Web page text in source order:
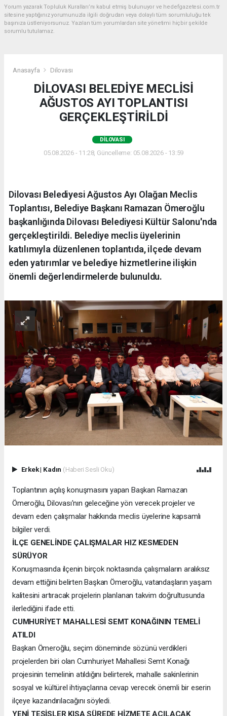
Yorum yazarak Topluluk Kuralları’nı kabul etmiş bulunuyor ve hedefgazetesi.com.tr
sitesine yaptığınız yorumunuzla ilgili doğrudan veya dolaylı tüm sorumluluğu tek
başınıza üstleniyorsunuz. Yazılan tüm yorumlardan site yönetimi hiçbir şekilde
sorumlu tutulamaz.
Anasayfa Dilovası
DİLOVASI BELEDİYE MECLİSİ
AĞUSTOS AYI TOPLANTISI
GERÇEKLEŞTİRİLDİ
DILOVASI
05.08.2026 - 11:28, Güncelleme: 05.08.2026 - 13:59
Dilovası Belediyesi Ağustos Ayı Olağan Meclis
Toplantısı, Belediye Başkanı Ramazan Ömeroğlu
başkanlığında Dilovası Belediyesi Kültür Salonu'nda
gerçekleştirildi. Belediye meclis üyelerinin
katılımıyla düzenlenen toplantıda, ilçede devam
eden yatırımlar ve belediye hizmetlerine ilişkin
önemli değerlendirmelerde bulunuldu.
Erkek| Kadın (Haberi Sesli Oku)
Toplantının açılış konuşmasını yapan Başkan Ramazan
Ömeroğlu, Dilovası'nın geleceğine yön verecek projeler ve
devam eden çalışmalar hakkında meclis üyelerine kapsamlı
bilgiler verdi.
İLÇE GENELİNDE ÇALIŞMALAR HIZ KESMEDEN
SÜRÜYOR
Konuşmasında ilçenin birçok noktasında çalışmaların aralıksız
devam ettiğini belirten Başkan Ömeroğlu, vatandaşların yaşam
kalitesini artıracak projelerin planlanan takvim doğrultusunda
ilerlediğini ifade etti.
CUMHURİYET MAHALLESİ SEMT KONAĞININ TEMELİ
ATILDI
Başkan Ömeroğlu, seçim döneminde sözünü verdikleri
projelerden biri olan Cumhuriyet Mahallesi Semt Konağı
projesinin temelinin atıldığını belirterek, mahalle sakinlerinin
sosyal ve kültürel ihtiyaçlarına cevap verecek önemli bir eserin
ilçeye kazandırılacağını söyledi.
YENİ TESİSLER KISA SÜREDE HİZMETE AÇILACAK